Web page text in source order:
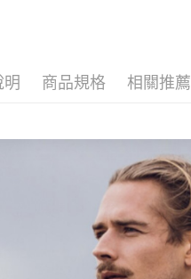
明 商品規格 相關推薦